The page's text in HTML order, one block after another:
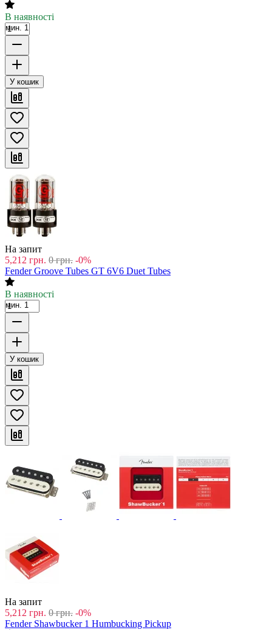
В наявності
мин. 1
У кошик
На запит
5,212 грн. 0 грн. -0%
Fender Groove Tubes GT 6V6 Duet Tubes
В наявності
мин. 1
У кошик
На запит
5,212 грн. 0 грн. -0%
Fender Shawbucker 1 Humbucking Pickup